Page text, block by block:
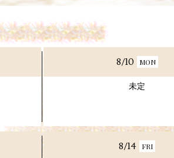
8/10 MON
未定
8/14 FRI